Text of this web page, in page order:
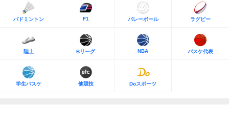
バドミントン F1 バレーボール ラグビー
陸上 Bリーグ NBA バスケ代表
学生バスケ 他競技 Doスポーツ